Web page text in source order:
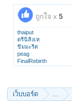
ถูกใจ x 5
thaiput
ตรีนิสิงเห
ขิมมะริด
peag
FinalRebirth
เว็บบอร์ด ...